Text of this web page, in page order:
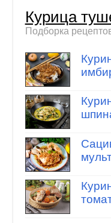
Курица
Подборка